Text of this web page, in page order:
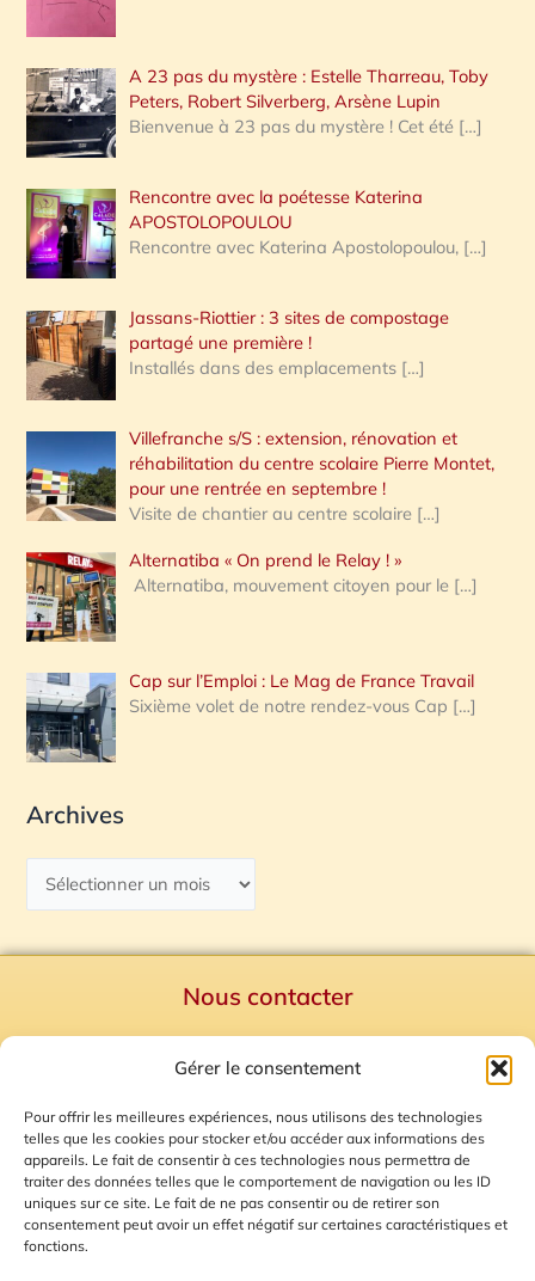
Gérer le consentement
Pour offrir les meilleures expériences, nous utilisons des technologies
telles que les cookies pour stocker et/ou accéder aux informations des
appareils. Le fait de consentir à ces technologies nous permettra de
traiter des données telles que le comportement de navigation ou les ID
uniques sur ce site. Le fait de ne pas consentir ou de retirer son
consentement peut avoir un effet négatif sur certaines caractéristiques et
fonctions.
A 23 pas du mystère : Estelle Tharreau, Toby
Peters, Robert Silverberg, Arsène Lupin
Bienvenue à 23 pas du mystère ! Cet été […]
Rencontre avec la poétesse Katerina
APOSTOLOPOULOU
Rencontre avec Katerina Apostolopoulou, […]
Jassans-Riottier : 3 sites de compostage
partagé une première !
Installés dans des emplacements […]
Villefranche s/S : extension, rénovation et
réhabilitation du centre scolaire Pierre Montet,
pour une rentrée en septembre !
Visite de chantier au centre scolaire […]
Alternatiba « On prend le Relay ! »
Alternatiba, mouvement citoyen pour le […]
Cap sur l’Emploi : Le Mag de France Travail
Sixième volet de notre rendez-vous Cap […]
Archives
Nous contacter
Mentions Légales
Plan du site
Gestion des Cookies